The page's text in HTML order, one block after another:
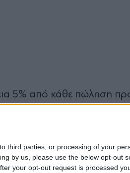
third parties, or processing of your
by us, please use the below opt-out
your opt-out request is processed
5% από κάθε πώληση
της Παρί, τα αθλητικά
στον θρύλο του μπάσκετ.